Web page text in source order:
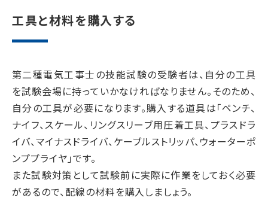
工具と材料を購入する
第二種電気工事士の技能試験の受験者は、自分の工具
を試験会場に持っていかなければなりません。そのため、
自分の工具が必要になります。購入する道具は「ペンチ、
ナイフ、スケール、リングスリーブ用圧着工具、プラスドラ
イバ、マイナスドライバ、ケーブルストリッパ、ウォーターポ
ンププライヤ」です。
また試験対策として試験前に実際に作業をしておく必要
があるので、配線の材料を購入しましょう。